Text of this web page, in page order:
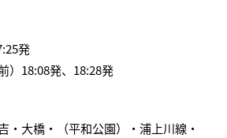
発
）18:08発、18:28発
・大橋・（平和公園）・浦上川線・